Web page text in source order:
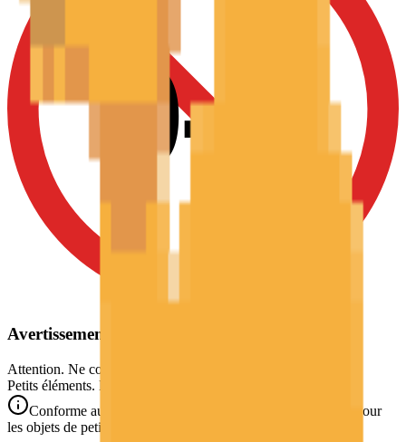
0-3
Avertissement de Sécurité
Attention. Ne convient pas aux enfants de moins de 3 ans.
Petits éléments. Danger d'étouffement.
Conforme aux normes de sécurité CE/NF (NF EN 71-1) pour
les objets de petite taille.